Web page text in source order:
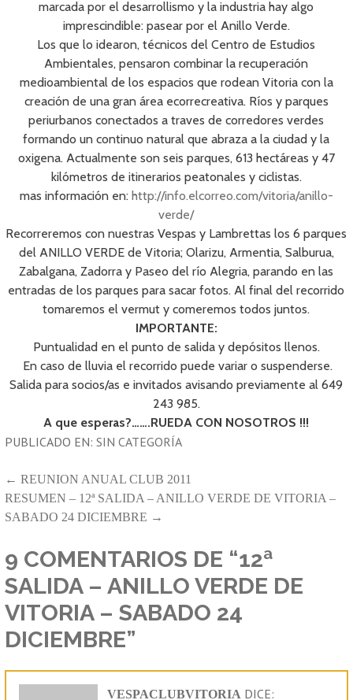
marcada por el desarrollismo y la industria hay algo
imprescindible: pasear por el Anillo Verde.
Los que lo idearon, técnicos del Centro de Estudios
Ambientales, pensaron combinar la recuperación
medioambiental de los espacios que rodean Vitoria con la
creación de una gran área ecorrecreativa. Ríos y parques
periurbanos conectados a traves de corredores verdes
formando un continuo natural que abraza a la ciudad y la
oxigena. Actualmente son seis parques, 613 hectáreas y 47
kilómetros de itinerarios peatonales y ciclistas.
mas información en: http://info.elcorreo.com/vitoria/anillo-
verde/
Recorreremos con nuestras Vespas y Lambrettas los 6 parques
del ANILLO VERDE de Vitoria; Olarizu, Armentia, Salburua,
Zabalgana, Zadorra y Paseo del río Alegria, parando en las
entradas de los parques para sacar fotos. Al final del recorrido
tomaremos el vermut y comeremos todos juntos.
IMPORTANTE:
Puntualidad en el punto de salida y depósitos llenos.
En caso de lluvia el recorrido puede variar o suspenderse.
Salida para socios/as e invitados avisando previamente al 649
243 985.
A que esperas?…….RUEDA CON NOSOTROS !!!
PUBLICADO EN:SIN CATEGORÍA
NAVEGACIÓN
DE
← REUNION ANUAL CLUB 2011
RESUMEN – 12ª SALIDA – ANILLO VERDE DE VITORIA –
SABADO 24 DICIEMBRE →
9 COMENTARIOS DE “12ª
SALIDA – ANILLO VERDE DE
VITORIA – SABADO 24
DICIEMBRE”
VESPACLUBVITORIA DICE: